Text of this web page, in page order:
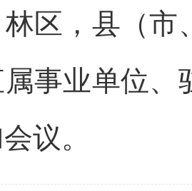
区，县（
事业单位、
议。